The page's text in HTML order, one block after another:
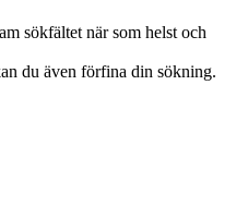
sökfältet när som helst och
du även förfina din sökning.